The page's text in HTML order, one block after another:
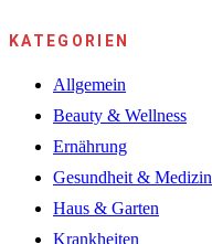
KATEGORIEN
Allgemein
Beauty & Wellness
Ernährung
Gesundheit & Medizin
Haus & Garten
Krankheiten